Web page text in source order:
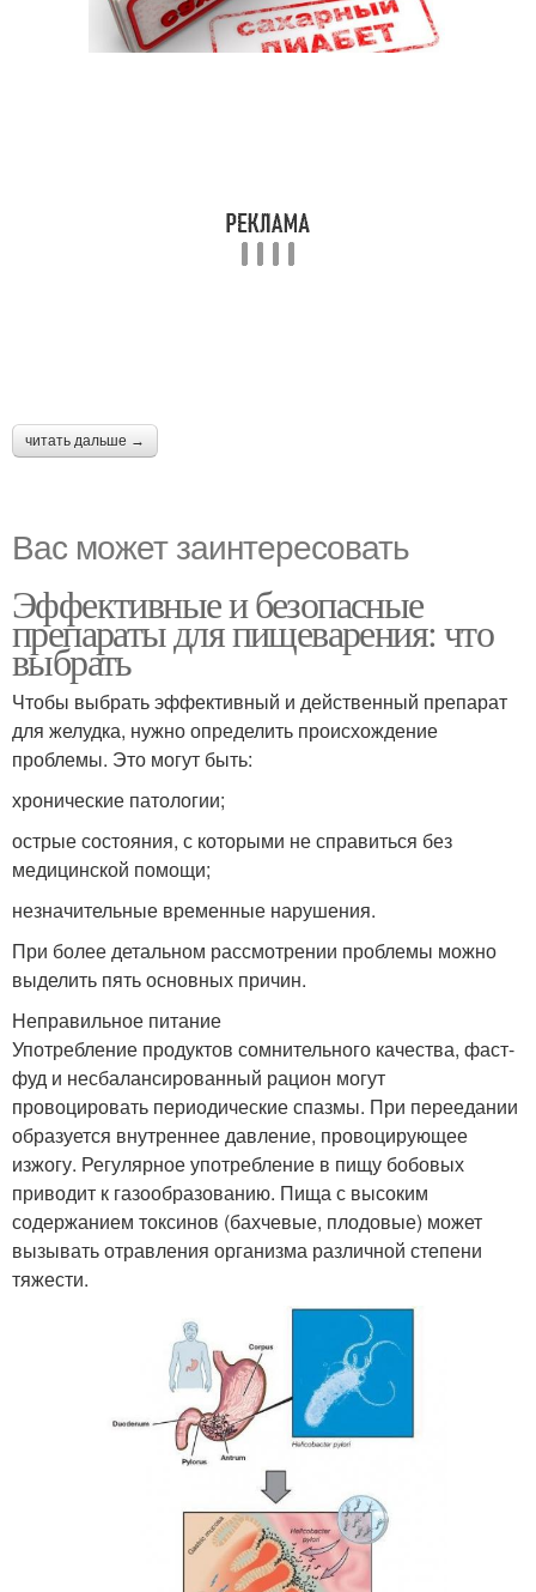
читать дальше →
Вас может заинтересовать
Эффективные и безопасные
препараты для пищеварения: что
выбрать
Чтобы выбрать эффективный и действенный препарат
для желудка, нужно определить происхождение
проблемы. Это могут быть:
хронические патологии;
острые состояния, с которыми не справиться без
медицинской помощи;
незначительные временные нарушения.
При более детальном рассмотрении проблемы можно
выделить пять основных причин.
Неправильное питание
Употребление продуктов сомнительного качества, фаст-
фуд и несбалансированный рацион могут
провоцировать периодические спазмы. При переедании
образуется внутреннее давление, провоцирующее
изжогу. Регулярное употребление в пищу бобовых
приводит к газообразованию. Пища с высоким
содержанием токсинов (бахчевые, плодовые) может
вызывать отравления организма различной степени
тяжести.